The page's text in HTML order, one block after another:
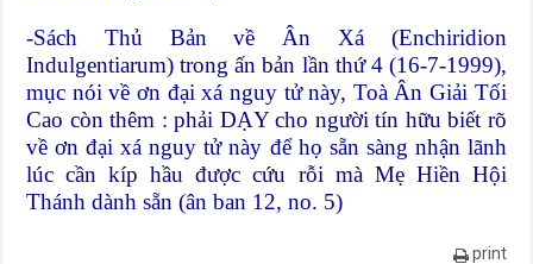
-Sách Thủ Bản về Ân Xá (Enchiridion
Indulgentiarum) trong ấn bản lần thứ 4 (16-7-1999),
mục nói về ơn đại xá nguy tử này, Toà Ân Giải Tối
Cao còn thêm : phải DẠY cho người tín hữu biết rõ
về ơn đại xá nguy tử này để họ sẵn sàng nhận lãnh
lúc cần kíp hầu được cứu rỗi mà Mẹ Hiền Hội
Thánh dành sẵn (ân ban 12, no. 5)
print